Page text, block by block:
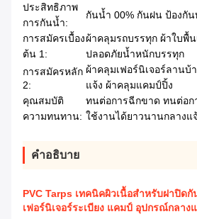
ประสิทธิภาพ
การกันน้ำ:
กันน้ำ 00% กันฝน ป้องกั
การสมัครเบื้อง
ต้น 1:
ผ้าคลุมรถบรรทุก ผ้าใบพื้
ปลอดภัยน้ำหนักบรรทุก
การสมัครหลัก
2:
ผ้าคลุมเฟอร์นิเจอร์ลานบ้
แจ้ง ผ้าคลุมแคมป์ปิ้ง
คุณสมบัติ
ความทนทาน:
ทนต่อการฉีกขาด ทนต่อก
ใช้งานได้ยาวนานกลางแ
คําอธิบาย
PVC Tarps เทคนิคผิวเนื้อสําหรับฝาปิด
เฟอร์นิเจอร์ระเบียง แคมป์ อุปกรณ์กลาง